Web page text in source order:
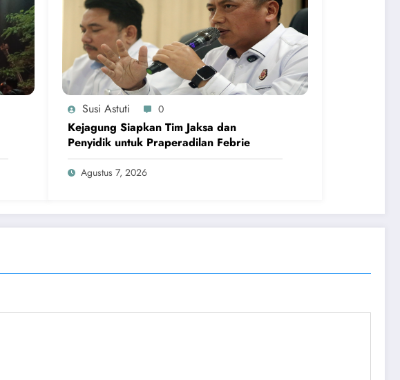
Susi Astuti 0
Kejagung Siapkan Tim Jaksa dan
Penyidik untuk Praperadilan Febrie
Agustus 7, 2026